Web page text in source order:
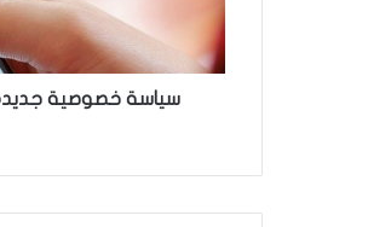
حسابك
سياسة خصوصية